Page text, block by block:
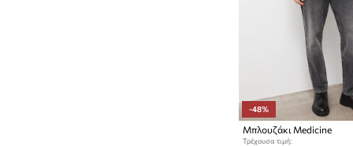
-48%
Μπλουζάκι Medicine
Τρέχουσα τιμή: